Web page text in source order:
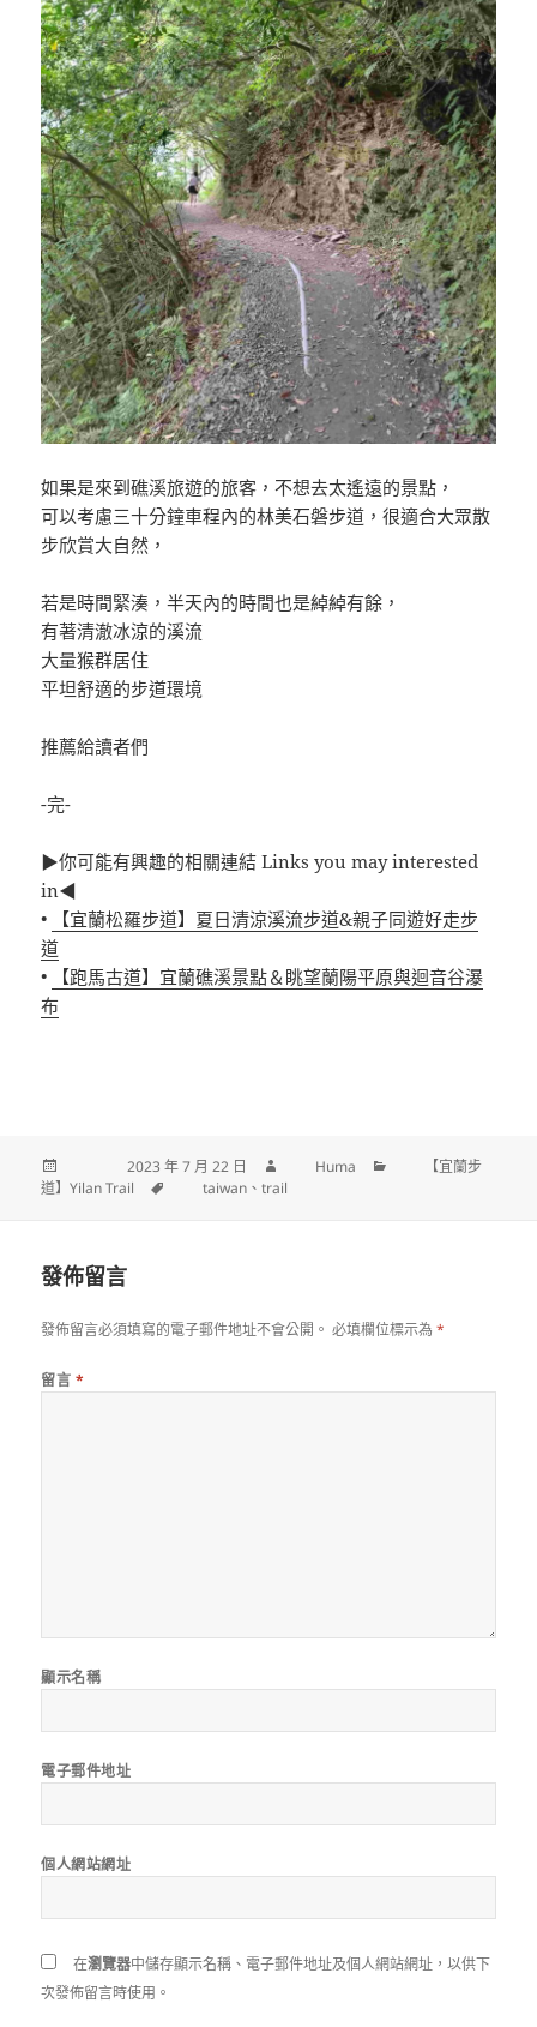
如果是來到礁溪旅遊的旅客，不想去太遙遠的景點，
可以考慮三十分鐘車程內的林美石磐步道，很適合大眾散
步欣賞大自然，
若是時間緊湊，半天內的時間也是綽綽有餘，
有著清澈冰涼的溪流
大量猴群居住
平坦舒適的步道環境
推薦給讀者們
-完-
▶你可能有興趣的相關連結 Links you may interested
in◀
•
【宜蘭松羅步道】夏日清涼溪流步道&親子同遊好走步
道
•
【跑馬古道】宜蘭礁溪景點＆眺望蘭陽平原與迴音谷瀑
布
發佈日期:2023 年 7 月 22 日 Huma
【宜蘭步
道】Yilan Trail
標籤taiwan 、trail
發佈留言
發佈留言必須填寫的電子郵件地址不會公開。 必填欄位標示為*
留言 *
顯示名稱
電子郵件地址
個人網站網址
在瀏覽器中儲存顯示名稱、電子郵件地址及個人網站網址，以供下
次發佈留言時使用。